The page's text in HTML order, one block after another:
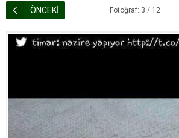
ÖNCEKİ Fotoğraf: 3 / 12